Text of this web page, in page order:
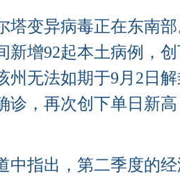
变异病毒正在东南部
新增92起本土病例，
州无法如期于9月2日
诊，再次创下单日新
指出，第二季度的经